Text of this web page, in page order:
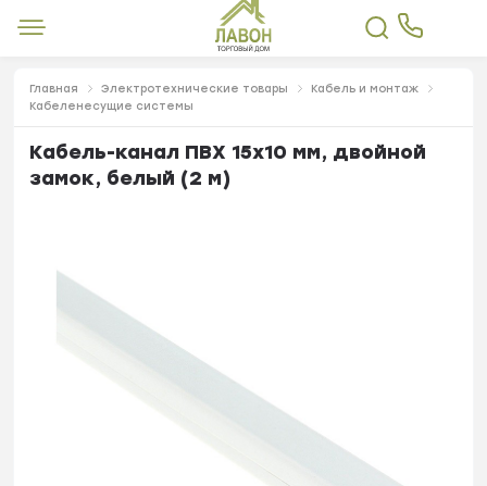
Главная Электротехнические товары
Кабель и монтаж
Кабеленесущие системы
Кабель-канал ПВХ 15х10 мм, двойной
замок, белый (2 м)